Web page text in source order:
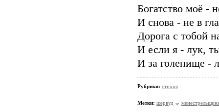
Богатство моё -
И снова - не в
Дорога с тобой
И если я - лук,
И за голенище -
Рубрики: стихня
Метки: шервуд